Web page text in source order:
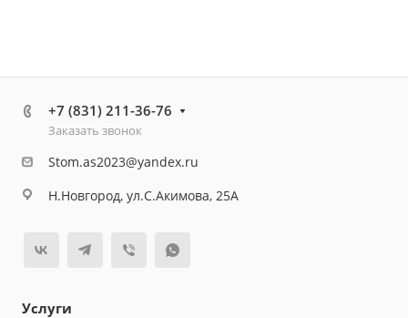
+7 (831) 211-36-76
Заказать звонок
Stom.as2023@yandex.ru
Н.Новгород, ул.С.Акимова, 25А
Услуги